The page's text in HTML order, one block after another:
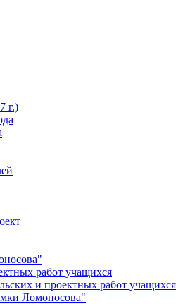
г.)
работ учащихся
и проектных работ учащихся
Ломоносова"